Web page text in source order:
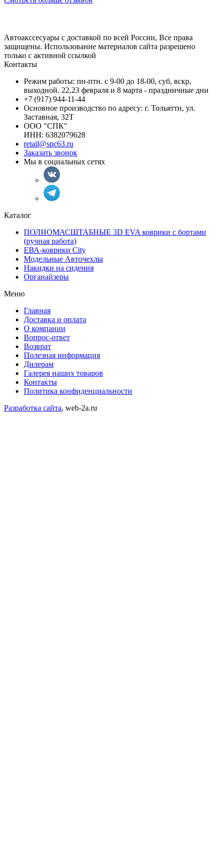
Автоакссесуары с доставкой по всей России, Все права
защищены. Использование материалов сайта разрешено
только с активной ссылкой
Контакты
Режим работы: пн-птн. с 9-00 до 18-00, суб, вскр,
выходной. 22,23 февраля и 8 марта - праздничные дни
+7 (917) 944-11-44
Основное производство по адресу: г. Тольятти, ул.
Заставная, 32Т
ООО "СПК"
ИНН: 6382079628
retail@spc63.ru
Заказать звонок
Мы в социальных сетях
Каталог
ПОЛНОМАСШТАБНЫЕ 3D EVA коврики с бортами
(ручная работа)
ЕВА-коврики City
Модельные Авточехлы
Накидки на сидения
Органайзеры
Меню
Главная
Доставка и оплата
О компании
Вопрос-ответ
Возврат
Полезная информация
Дилерам
Галерея наших товаров
Контакты
Политика конфиденциальности
Разработка сайта, web-2a.ru